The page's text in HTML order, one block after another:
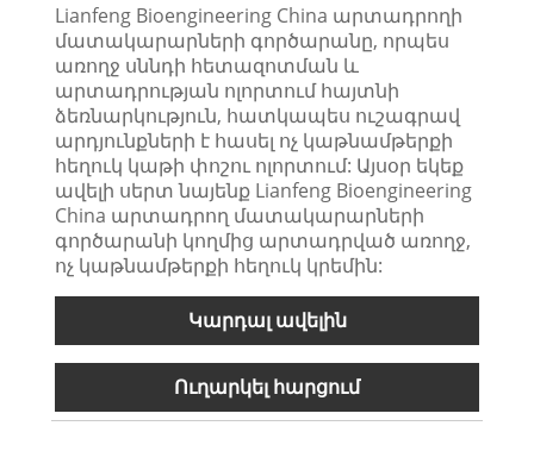
Lianfeng Bioengineering China արտադրողի
մատակարարների գործարանը, որպես
առողջ սննդի հետազոտման և
արտադրության ոլորտում հայտնի
ձեռնարկություն, հատկապես ուշագրավ
արդյունքների է հասել ոչ կաթնամթերքի
հեղուկ կաթի փոշու ոլորտում: Այսօր եկեք
ավելի սերտ նայենք Lianfeng Bioengineering
China արտադրող մատակարարների
գործարանի կողմից արտադրված առողջ,
ոչ կաթնամթերքի հեղուկ կրեմին:
Կարդալ ավելին
Ուղարկել հարցում